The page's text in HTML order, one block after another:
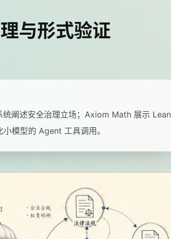
与形式验证
阐述安全治理立场；Axiom Math 展示 Lean
模型的 Agent 工具调用。